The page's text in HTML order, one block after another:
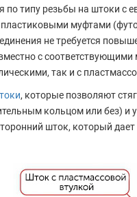
по типу резьбы на штоки с
муфтами
не требуется
с
так и с
, которые позволяют
кольцом или без)
шток, который